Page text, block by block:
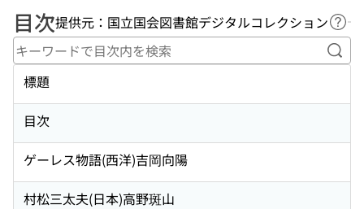
目次提供元：国立国会図書館デジタルコレクション ヘ
キ
標題
目次
ゲーレス物語(西洋)吉岡向陽
村松三太夫(日本)高野斑山